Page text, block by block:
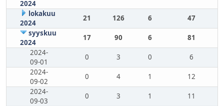
2024
lokakuu
2024
21 126 6
47
syyskuu
2024
17 90 6
81
2024-
09-01
0 3 0
6
2024-
09-02
0 4 1
12
2024-
09-03
0 3 1
11